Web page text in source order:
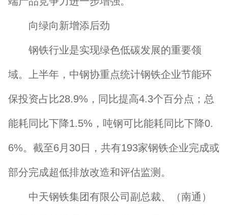
向绿向新增添后劲
钢铁行业是实现绿色低碳发展的重要领
域。上半年，中钢协重点统计钢铁企业节能环
保投资占比28.9%，同比提高4.3个百分点；总
能耗同比下降1.5%，吨钢可比能耗同比下降0.
6%。截至6月30日，共有193家钢铁企业完成或
部分完成超低排放改造和评估监测。
中天钢铁集团有限公司副总裁、（南通）